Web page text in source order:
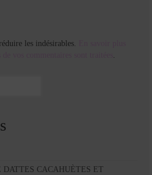
les indésirables.
.
DATTES CACAHUÈTES ET